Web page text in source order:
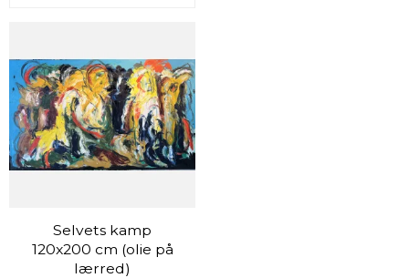
Selvets kamp
120x200 cm (olie på
lærred)